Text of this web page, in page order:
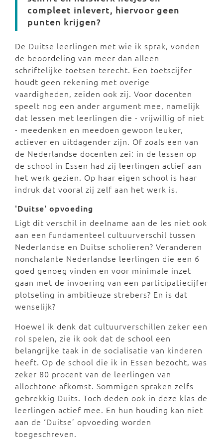
compleet inlevert, hiervoor geen
punten krijgen?
De Duitse leerlingen met wie ik sprak, vonden
de beoordeling van meer dan alleen
schriftelijke toetsen terecht. Een toetscijfer
houdt geen rekening met overige
vaardigheden, zeiden ook zij. Voor docenten
speelt nog een ander argument mee, namelijk
dat lessen met leerlingen die - vrijwillig of niet
- meedenken en meedoen gewoon leuker,
actiever en uitdagender zijn. Of zoals een van
de Nederlandse docenten zei: in de lessen op
de school in Essen had zij leerlingen actief aan
het werk gezien. Op haar eigen school is haar
indruk dat vooral zij zelf aan het werk is.
'Duitse' opvoeding
Ligt dit verschil in deelname aan de les niet ook
aan een fundamenteel cultuurverschil tussen
Nederlandse en Duitse scholieren? Veranderen
nonchalante Nederlandse leerlingen die een 6
goed genoeg vinden en voor minimale inzet
gaan met de invoering van een participatiecijfer
plotseling in ambitieuze strebers? En is dat
wenselijk?
Hoewel ik denk dat cultuurverschillen zeker een
rol spelen, zie ik ook dat de school een
belangrijke taak in de socialisatie van kinderen
heeft. Op de school die ik in Essen bezocht, was
zeker 80 procent van de leerlingen van
allochtone afkomst. Sommigen spraken zelfs
gebrekkig Duits. Toch deden ook in deze klas de
leerlingen actief mee. En hun houding kan niet
aan de ‘Duitse’ opvoeding worden
toegeschreven.